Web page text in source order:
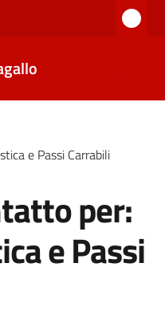
e Passi Carrabili
per:
e Passi